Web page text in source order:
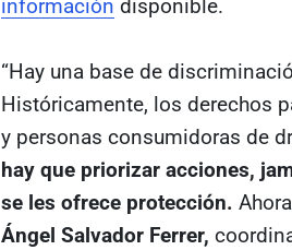
información disponible.
“Hay una base de
Históricamente, los derechos
y personas consumidoras de
hay que priorizar acciones,
se les ofrece protección.
Ángel Salvador Ferrer,